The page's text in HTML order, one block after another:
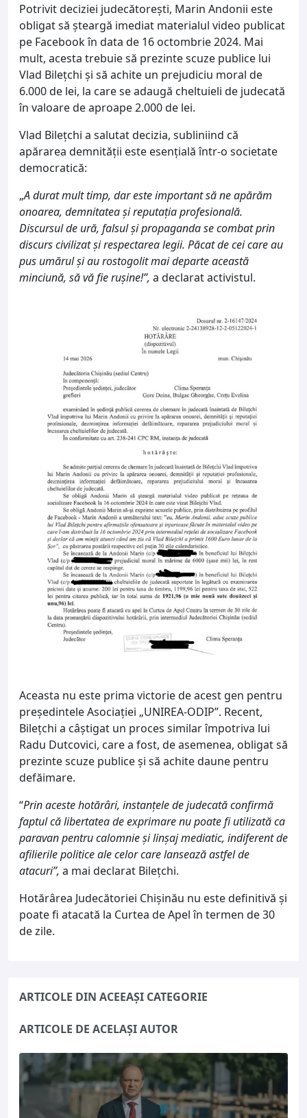
Potrivit deciziei judecătorești, Marin Andonii este
obligat să șteargă imediat materialul video publicat
pe Facebook în data de 16 octombrie 2024. Mai
mult, acesta trebuie să prezinte scuze publice lui
Vlad Bilețchi și să achite un prejudiciu moral de
6.000 de lei, la care se adaugă cheltuieli de judecată
în valoare de aproape 2.000 de lei.
Vlad Bilețchi a salutat decizia, subliniind că
apărarea demnității este esențială într-o societate
democratică:
„A durat mult timp, dar este important să ne apărăm
onoarea, demnitatea și reputația profesională.
Discursul de ură, falsul și propaganda se combat prin
discurs civilizat și respectarea legii. Păcat de cei care au
pus umărul și au rostogolit mai departe această
minciună, să vă fie rușine!”, a declarat activistul.
Aceasta nu este prima victorie de acest gen pentru
președintele Asociației „UNIREA-ODIP”. Recent,
Bilețchi a câștigat un proces similar împotriva lui
Radu Dutcovici, care a fost, de asemenea, obligat să
prezinte scuze publice și să achite daune pentru
defăimare.
“Prin aceste hotărâri, instanțele de judecată confirmă
faptul că libertatea de exprimare nu poate fi utilizată ca
paravan pentru calomnie și linșaj mediatic, indiferent de
afilierile politice ale celor care lansează astfel de
atacuri”, a mai declarat Bilețchi.
Hotărârea Judecătoriei Chișinău nu este definitivă și
poate fi atacată la Curtea de Apel în termen de 30
de zile.
ARTICOLE DIN ACEEAȘI CATEGORIE
ARTICOLE DE ACELAȘI AUTOR